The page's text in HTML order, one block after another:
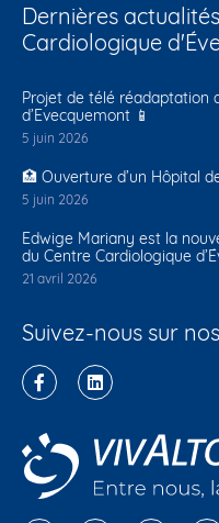
Dernières
Cardiologique
Projet de télé réadaptation
d’Evecquemont 📱
5 juin 2026
🏥 Ouverture d’un Hôpital
5 juin 2026
Edwige Mariany est la
du Centre Cardiologique
21 avril 2026
Suivez-nous sur